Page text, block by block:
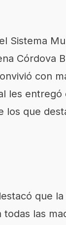
Sistema
Córdova
con
les entregó
los que
que
las